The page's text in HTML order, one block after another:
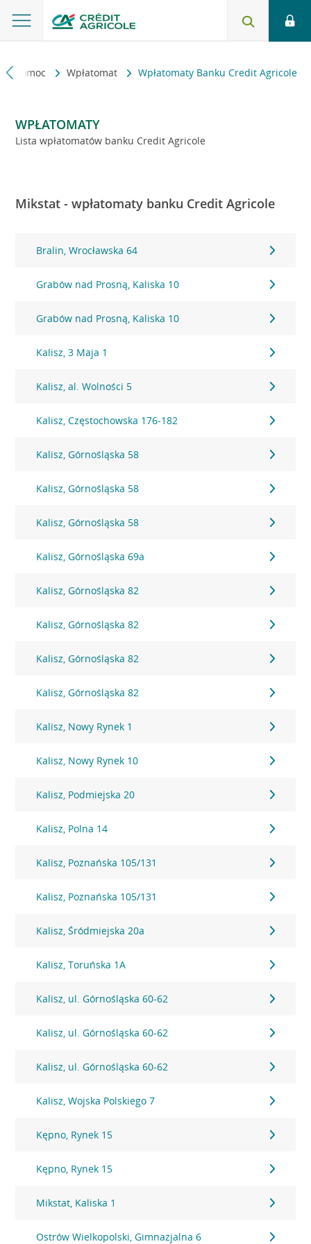
i pomoc Wpłatomat Wpłatomaty Banku Credit Agricole
WPŁATOMATY
Lista wpłatomatów banku Credit Agricole
Mikstat - wpłatomaty banku Credit Agricole
Bralin, Wrocławska 64
Grabów nad Prosną, Kaliska 10
Grabów nad Prosną, Kaliska 10
Kalisz, 3 Maja 1
Kalisz, al. Wolności 5
Kalisz, Częstochowska 176-182
Kalisz, Górnośląska 58
Kalisz, Górnośląska 58
Kalisz, Górnośląska 58
Kalisz, Górnośląska 69a
Kalisz, Górnośląska 82
Kalisz, Górnośląska 82
Kalisz, Górnośląska 82
Kalisz, Górnośląska 82
Kalisz, Nowy Rynek 1
Kalisz, Nowy Rynek 10
Kalisz, Podmiejska 20
Kalisz, Polna 14
Kalisz, Poznańska 105/131
Kalisz, Poznańska 105/131
Kalisz, Śródmiejska 20a
Kalisz, Toruńska 1A
Kalisz, ul. Górnośląska 60-62
Kalisz, ul. Górnośląska 60-62
Kalisz, ul. Górnośląska 60-62
Kalisz, Wojska Polskiego 7
Kępno, Rynek 15
Kępno, Rynek 15
Mikstat, Kaliska 1
Ostrów Wielkopolski, Gimnazjalna 6